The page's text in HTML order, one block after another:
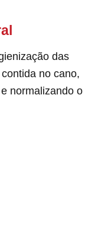
das
no cano,
normalizando o